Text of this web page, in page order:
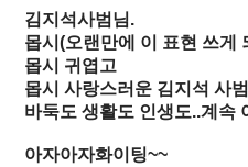
김지석사범님.
몹시(오랜만에 이 표현 쓰게
몹시 귀엽고
몹시 사랑스러운 김지석 사
바둑도 생활도 인생도..계속
아자아자화이팅~~